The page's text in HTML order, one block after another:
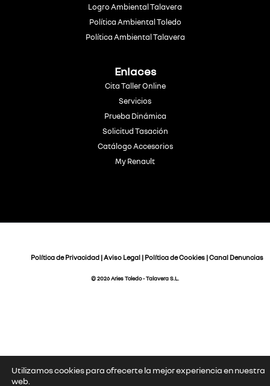
Logro Ambiental Talavera
Política Ambiental Toledo
Política Ambiental Talavera
Enlaces
Cita Taller Online
Servicios
Prueba Dinámica
Solicitud Tasación
Catálogo Accesorios
My Renault
Política de Privacidad |Aviso Legal | Política de Cookies |Canal Denuncias
© 2026 Aries Toledo - Talavera S.L.
Utilizamos cookies para ofrecerte la mejor experiencia en nuestra
web.